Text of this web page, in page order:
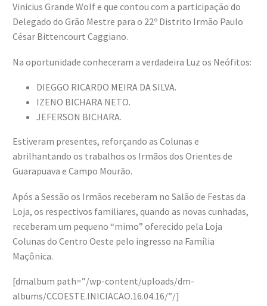
Vinicius Grande Wolf e que contou com a participação do
Delegado do Grão Mestre para o 22º Distrito Irmão Paulo
César Bittencourt Caggiano.
Na oportunidade conheceram a verdadeira Luz os Neófitos:
DIEGGO RICARDO MEIRA DA SILVA.
IZENO BICHARA NETO.
JEFERSON BICHARA.
Estiveram presentes, reforçando as Colunas e
abrilhantando os trabalhos os Irmãos dos Orientes de
Guarapuava e Campo Mourão.
Após a Sessão os Irmãos receberam no Salão de Festas da
Loja, os respectivos familiares, quando as novas cunhadas,
receberam um pequeno “mimo” oferecido pela Loja
Colunas do Centro Oeste pelo ingresso na Família
Maçônica.
[dmalbum path=”/wp-content/uploads/dm-
albums/CCOESTE.INICIACAO.16.04.16/”/]